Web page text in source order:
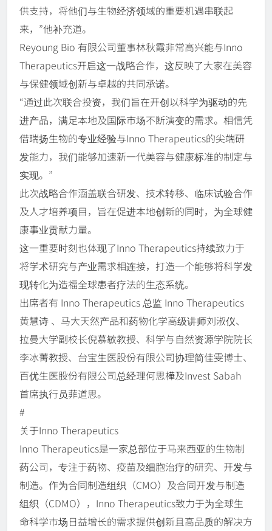
供支持，将他们与生物经济领域的重要机遇串联起
来，”他补充道。
Reyoung Bio 有限公司董事林秋霞非常高兴能与Inno
Therapeutics开启这一战略合作，这反映了大家在美容
与保健领域创新与卓越的共同承诺。
“通过此次联合投资，我们旨在开创以科学为驱动的先
进产品，满足本地及国际市场不断演变的需求。相信凭
借瑞扬生物的专业经验与Inno Therapeutics的尖端研
发能力，我们能够加速新一代美容与健康标准的制定与
实现。”
此次战略合作涵盖联合研发、技术转移、临床试验合作
及人才培养项目，旨在促进本地创新的同时，为全球健
康事业贡献力量。
这一重要时刻也体现了Inno Therapeutics持续致力于
将学术研究与产业需求相连接，打造一个能够将科学发
现转化为造福全球患者疗法的生态系统。
出席者有 Inno Therapeutics 总监 Inno Therapeutics
黄慧诗 、马大天然产品和药物化学高级讲师刘淑仪、
拉曼大学副校长倪慕敏教授、科学与自然资源学院院长
李冰菁教授、台宝生医股份有限公司协理简佳雯博士、
百优生医股份有限公司总经理何思樺及Invest Sabah
首席执行员菲道思。
#
关于Inno Therapeutics
Inno Therapeutics是一家总部位于马来西亚的生物制
药公司，专注于药物、疫苗及细胞治疗的研究、开发与
制造。作为合同制造组织（CMO）及合同开发与制造
组织（CDMO），Inno Therapeutics致力于为全球生
命科学市场日益增长的需求提供创新且高品质的解决方